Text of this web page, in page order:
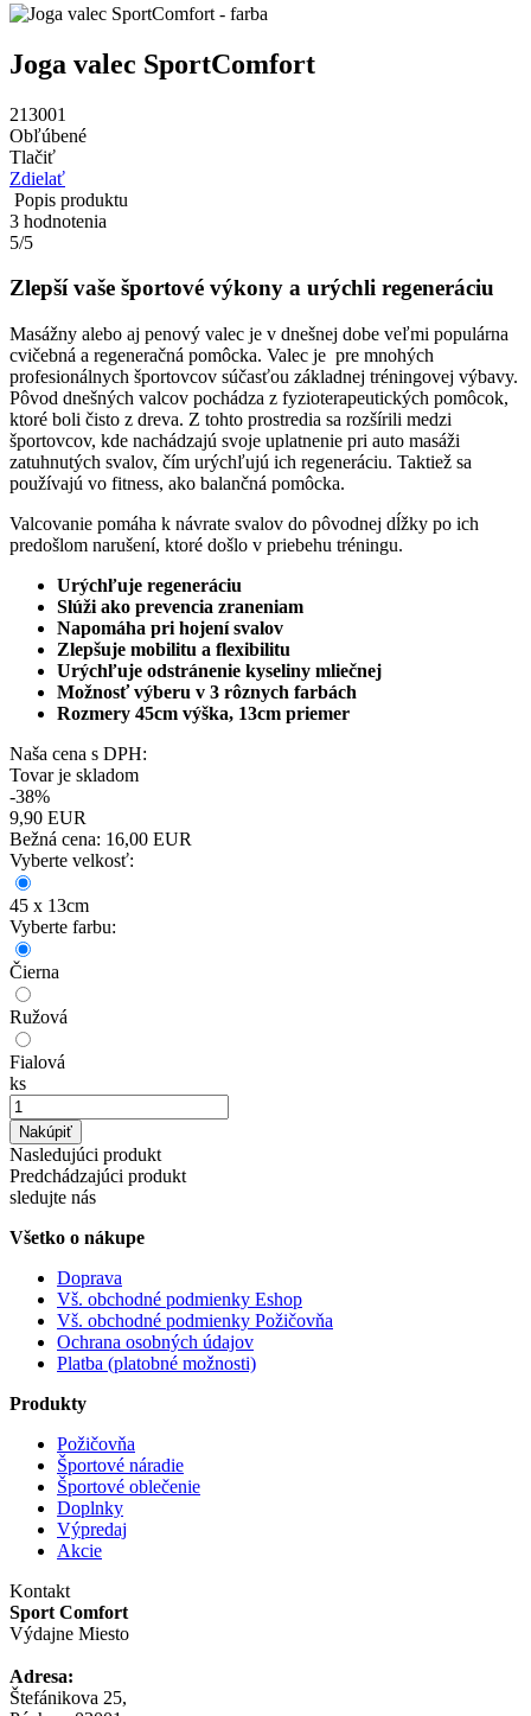
Joga valec SportComfort
213001
Obľúbené
Tlačiť
Zdielať
Popis produktu
3 hodnotenia
5/5
Zlepší vaše športové výkony a urýchli regeneráciu
Masážny alebo aj penový valec je v dnešnej dobe veľmi populárna
cvičebná a regeneračná pomôcka. Valec je pre mnohých
profesionálnych športovcov súčasťou základnej tréningovej výbavy.
Pôvod dnešných valcov pochádza z fyzioterapeutických pomôcok,
ktoré boli čisto z dreva. Z tohto prostredia sa rozšírili medzi
športovcov, kde nachádzajú svoje uplatnenie pri auto masáži
zatuhnutých svalov, čím urýchľujú ich regeneráciu. Taktiež sa
používajú vo fitness, ako balančná pomôcka.
Valcovanie pomáha k návrate svalov do pôvodnej dĺžky po ich
predošlom narušení, ktoré došlo v priebehu tréningu.
Urýchľuje regeneráciu
Slúži ako prevencia zraneniam
Napomáha pri hojení svalov
Zlepšuje mobilitu a flexibilitu
Urýchľuje odstránenie kyseliny mliečnej
Možnosť výberu v 3 rôznych farbách
Rozmery 45cm výška, 13cm priemer
Naša cena s DPH:
Tovar je skladom
-38%
9,90 EUR
Bežná cena: 16,00 EUR
Vyberte velkosť:
45 x 13cm
Vyberte farbu:
Čierna
Ružová
Fialová
ks
Nakúpiť
Nasledujúci produkt
Predchádzajúci produkt
sledujte nás
Všetko o nákupe
Doprava
Vš. obchodné podmienky Eshop
Vš. obchodné podmienky Požičovňa
Ochrana osobných údajov
Platba (platobné možnosti)
Produkty
Požičovňa
Športové náradie
Športové oblečenie
Doplnky
Výpredaj
Akcie
Kontakt
Sport Comfort
Výdajne Miesto
Adresa:
Štefánikova 25,